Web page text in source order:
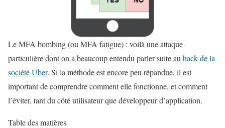
Le MFA bombing (ou MFA fatigue) : voilà une attaque
particulière dont on a beaucoup entendu parler suite au hack de la
société Uber. Si la méthode est encore peu répandue, il est
important de comprendre comment elle fonctionne, et comment
l’éviter, tant du côté utilisateur que développeur d’application.
Table des matières